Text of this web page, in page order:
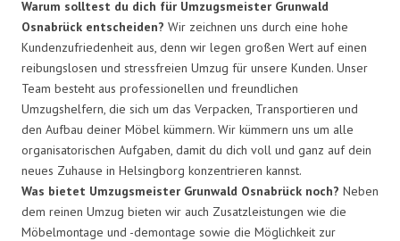
Warum solltest du dich für Umzugsmeister Grunwald
Osnabrück entscheiden? Wir zeichnen uns durch eine hohe
Kundenzufriedenheit aus, denn wir legen großen Wert auf einen
reibungslosen und stressfreien Umzug für unsere Kunden. Unser
Team besteht aus professionellen und freundlichen
Umzugshelfern, die sich um das Verpacken, Transportieren und
den Aufbau deiner Möbel kümmern. Wir kümmern uns um alle
organisatorischen Aufgaben, damit du dich voll und ganz auf dein
neues Zuhause in Helsingborg konzentrieren kannst.
Was bietet Umzugsmeister Grunwald Osnabrück noch? Neben
dem reinen Umzug bieten wir auch Zusatzleistungen wie die
Möbelmontage und -demontage sowie die Möglichkeit zur